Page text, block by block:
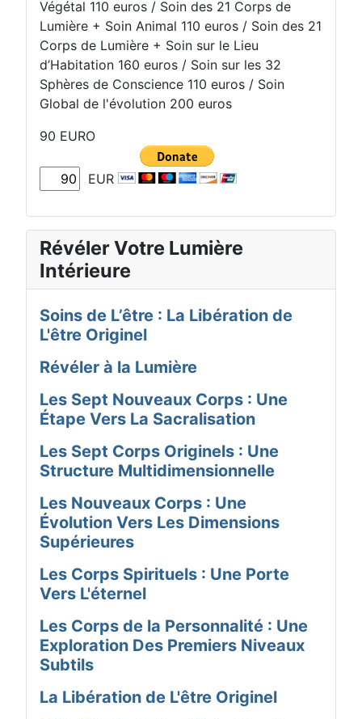
Végétal 110 euros / Soin des 21 Corps de
Lumière + Soin Animal 110 euros / Soin des 21
Corps de Lumière + Soin sur le Lieu
d’Habitation 160 euros / Soin sur les 32
Sphères de Conscience 110 euros / Soin
Global de l'évolution 200 euros
90 EURO
EUR
Révéler Votre Lumière
Intérieure
Soins de L’être : La Libération de
L'être Originel
Révéler à la Lumière
Les Sept Nouveaux Corps : Une
Étape Vers La Sacralisation
Les Sept Corps Originels : Une
Structure Multidimensionnelle
Les Nouveaux Corps : Une
Évolution Vers Les Dimensions
Supérieures
Les Corps Spirituels : Une Porte
Vers L'éternel
Les Corps de la Personnalité : Une
Exploration Des Premiers Niveaux
Subtils
La Libération de L'être Originel